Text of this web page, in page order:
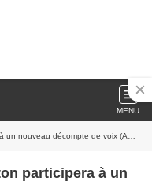
MENU
nouveau décompte de voix (AFP)
participera à un